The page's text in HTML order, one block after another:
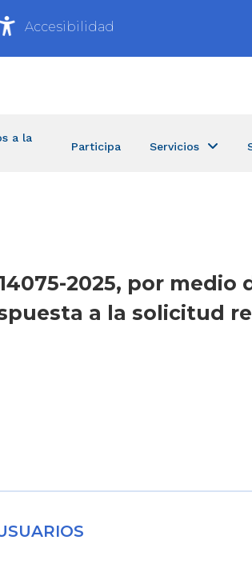
Accesibilidad
a la
Participa Servicios
2025, por medio
a la solicitud